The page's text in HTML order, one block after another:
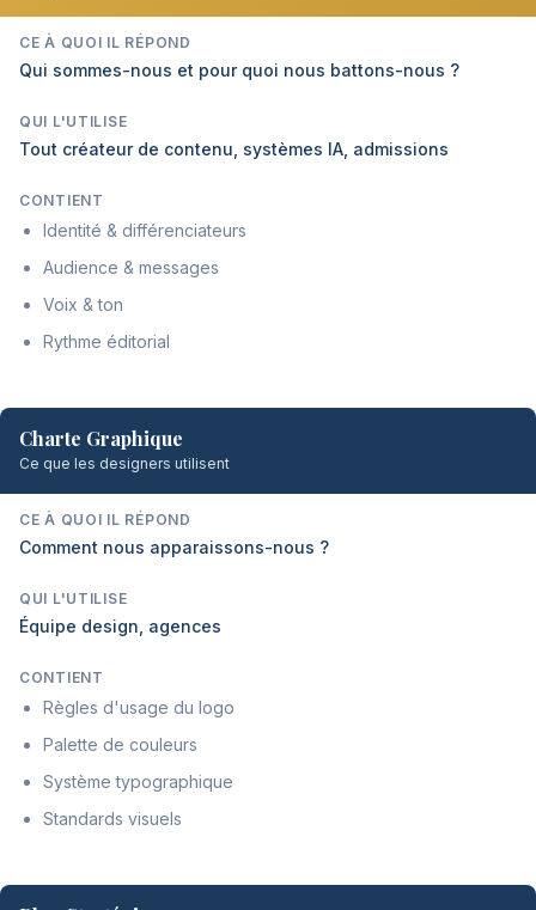
Charte Graphique
Ce que les designers utilisent
CE À QUOI IL RÉPOND
Comment nous apparaissons-nous ?
QUI L'UTILISE
Équipe design, agences
CONTIENT
Règles d'usage du logo
Palette de couleurs
Système typographique
Standards visuels
CE À QUOI IL RÉPOND
Qui sommes-nous et pour quoi nous battons-nous ?
QUI L'UTILISE
Tout créateur de contenu, systèmes IA, admissions
CONTIENT
Identité & différenciateurs
Audience & messages
Voix & ton
Rythme éditorial